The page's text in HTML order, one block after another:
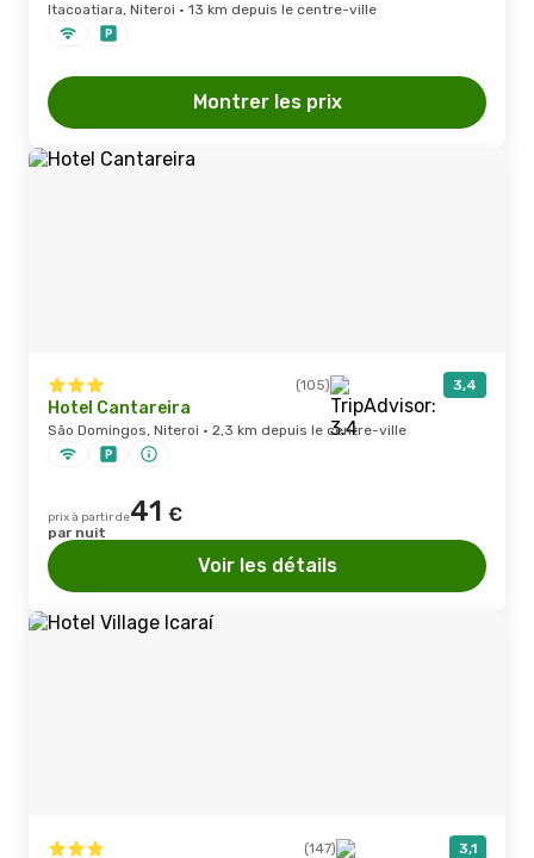
Itacoatiara, Niteroi · 13 km depuis le centre-ville
Montrer les prix
(105) 3,4
Hotel Cantareira
São Domingos, Niteroi · 2,3 km depuis le centre-ville
prix à partir de41 €
par nuit
Voir les détails
(147) 3,1